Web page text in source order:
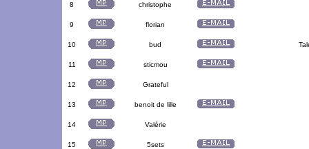
8 christophe
9 florian
10 bud
11 sticmou
12 Grateful
13 benoit de lille
14 Valérie
15 5sets